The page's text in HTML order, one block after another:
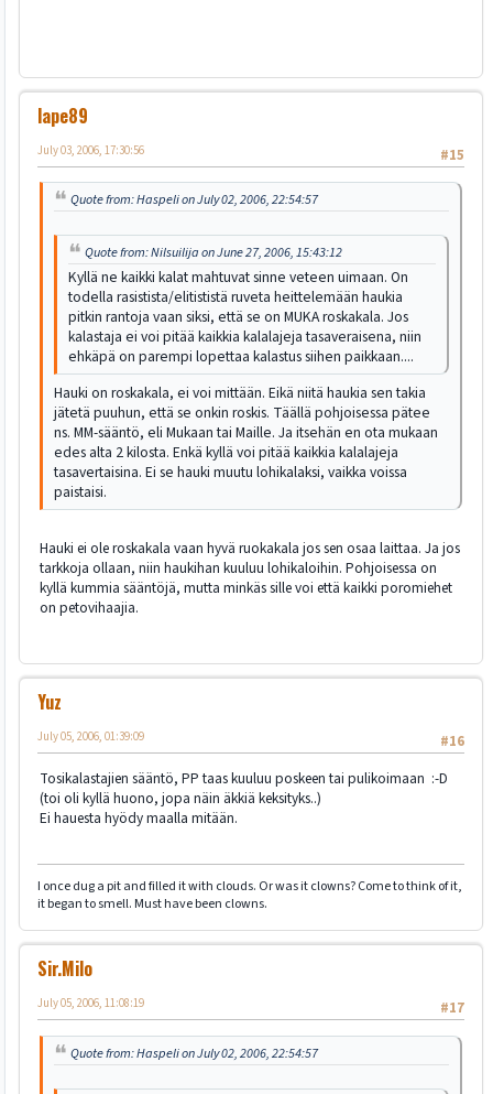
lape89
#15
July 03, 2006, 17:30:56
Quote from: Haspeli on July 02, 2006, 22:54:57
Quote from: Nilsuilija on June 27, 2006, 15:43:12
Kyllä ne kaikki kalat mahtuvat sinne veteen uimaan. On
todella rasistista/elitististä ruveta heittelemään haukia
pitkin rantoja vaan siksi, että se on MUKA roskakala. Jos
kalastaja ei voi pitää kaikkia kalalajeja tasaveraisena, niin
ehkäpä on parempi lopettaa kalastus siihen paikkaan....
Hauki on roskakala, ei voi mittään. Eikä niitä haukia sen takia
jätetä puuhun, että se onkin roskis. Täällä pohjoisessa pätee
ns. MM-sääntö, eli Mukaan tai Maille. Ja itsehän en ota mukaan
edes alta 2 kilosta. Enkä kyllä voi pitää kaikkia kalalajeja
tasavertaisina. Ei se hauki muutu lohikalaksi, vaikka voissa
paistaisi.
Hauki ei ole roskakala vaan hyvä ruokakala jos sen osaa laittaa. Ja jos
tarkkoja ollaan, niin haukihan kuuluu lohikaloihin. Pohjoisessa on
kyllä kummia sääntöjä, mutta minkäs sille voi että kaikki poromiehet
on petovihaajia.
Yuz
#16
July 05, 2006, 01:39:09
Tosikalastajien sääntö, PP taas kuuluu poskeen tai pulikoimaan :-D
(toi oli kyllä huono, jopa näin äkkiä keksityks..)
Ei hauesta hyödy maalla mitään.
I once dug a pit and filled it with clouds. Or was it clowns? Come to think of it,
it began to smell. Must have been clowns.
Sir.Milo
#17
July 05, 2006, 11:08:19
Quote from: Haspeli on July 02, 2006, 22:54:57